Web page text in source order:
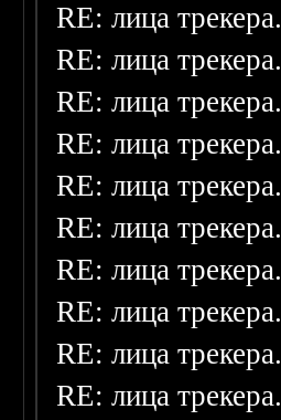
RE: лица трекера.
RE: лица трекера.
RE: лица трекера.
RE: лица трекера.
RE: лица трекера.
RE: лица трекера.
RE: лица трекера.
RE: лица трекера.
RE: лица трекера.
RE: лица трекера.